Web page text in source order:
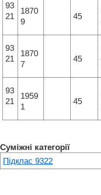
93
21
1870
9
45
93
21
1870
7
45
93
21
1959
1
45
Суміжні категорії
Підклас 9322